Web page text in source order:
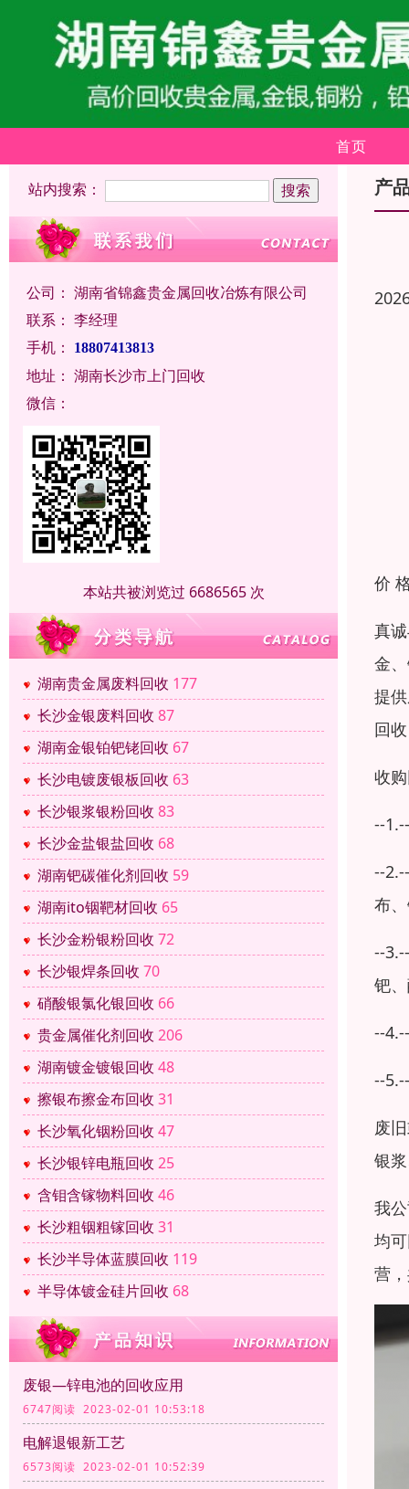
首页
站内搜索：
公司： 湖南省锦鑫贵金属回收冶炼有限公司
联系： 李经理
手机：
18807413813
地址： 湖南长沙市上门回收
微信：
本站共被浏览过 6686565 次
湖南贵金属废料回收 177
长沙金银废料回收 87
湖南金银铂钯铑回收 67
长沙电镀废银板回收 63
长沙银浆银粉回收 83
长沙金盐银盐回收 68
湖南钯碳催化剂回收 59
湖南ito铟靶材回收 65
长沙金粉银粉回收 72
长沙银焊条回收 70
硝酸银氯化银回收 66
贵金属催化剂回收 206
湖南镀金镀银回收 48
擦银布擦金布回收 31
长沙氧化铟粉回收 47
长沙银锌电瓶回收 25
含钼含镓物料回收 46
长沙粗铟粗镓回收 31
长沙半导体蓝膜回收 119
半导体镀金硅片回收 68
废银—锌电池的回收应用
6747阅读 2023-02-01 10:53:18
电解退银新工艺
6573阅读 2023-02-01 10:52:39
产
价
真
金
提
回
收
--
--
布
--
钯
--
--
废
银
我
均
营